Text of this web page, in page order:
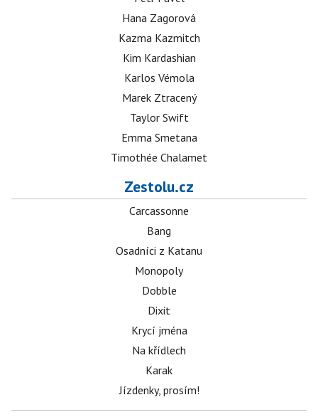
Hana Zagorová
Kazma Kazmitch
Kim Kardashian
Karlos Vémola
Marek Ztracený
Taylor Swift
Emma Smetana
Timothée Chalamet
Zestolu.cz
Carcassonne
Bang
Osadníci z Katanu
Monopoly
Dobble
Dixit
Krycí jména
Na křídlech
Karak
Jízdenky, prosím!